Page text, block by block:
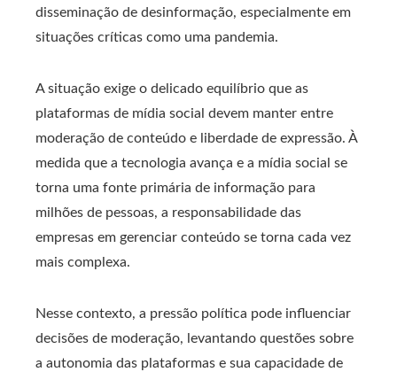
disseminação de desinformação, especialmente em
situações críticas como uma pandemia.
A situação exige o delicado equilíbrio que as
plataformas de mídia social devem manter entre
moderação de conteúdo e liberdade de expressão. À
medida que a tecnologia avança e a mídia social se
torna uma fonte primária de informação para
milhões de pessoas, a responsabilidade das
empresas em gerenciar conteúdo se torna cada vez
mais complexa.
Nesse contexto, a pressão política pode influenciar
decisões de moderação, levantando questões sobre
a autonomia das plataformas e sua capacidade de